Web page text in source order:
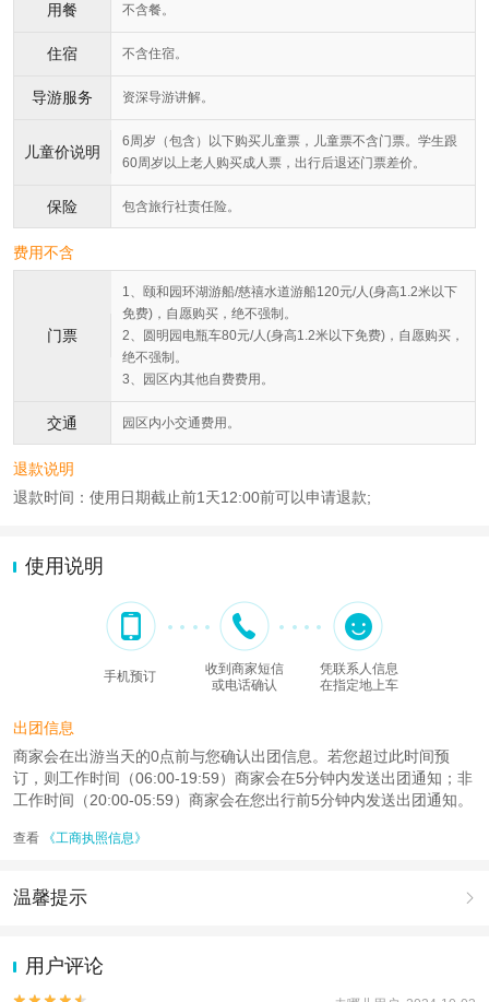
用餐 不含餐。
住宿 不含住宿。
导游服务 资深导游讲解。
儿童价说明
6周岁（包含）以下购买儿童票，儿童票不含门票。学生跟
60周岁以上老人购买成人票，出行后退还门票差价。
保险 包含旅行社责任险。
费用不含
门票
1、颐和园环湖游船/慈禧水道游船120元/人(身高1.2米以下
免费)，自愿购买，绝不强制。
2、圆明园电瓶车80元/人(身高1.2米以下免费)，自愿购买，
绝不强制。
3、园区内其他自费费用。
交通 园区内小交通费用。
退款说明
退款时间：使用日期截止前1天12:00前可以申请退款;
使用说明
手机预订
收到商家短信
或电话确认
凭联系人信息
在指定地上车
出团信息
商家会在出游当天的0点前与您确认出团信息。若您超过此时间预
订，则工作时间（06:00-19:59）商家会在5分钟内发送出团通知；非
工作时间（20:00-05:59）商家会在您出行前5分钟内发送出团通知。
查看 《工商执照信息》
温馨提示 
动（如跳伞、潜水、滑雪等）前，请务必仔细阅读
2.为普及旅游安全知识及旅游文明公约，使您的旅程顺利圆满完成，
用户评论